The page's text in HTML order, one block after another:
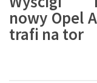
nowy Opel
trafi na tor